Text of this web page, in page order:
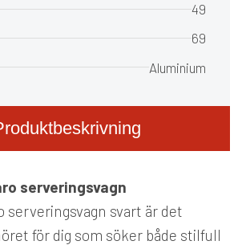
serveringsvagn
serveringsvagn svart är det
för dig som söker både stilfull
49
69
Aluminium